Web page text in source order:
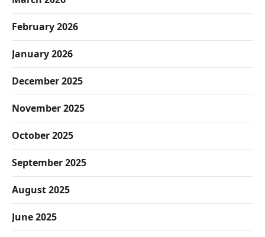
February 2026
January 2026
December 2025
November 2025
October 2025
September 2025
August 2025
June 2025